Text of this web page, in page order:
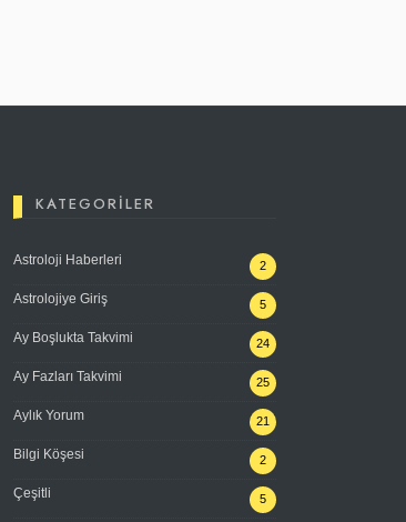
KATEGORILER
Astroloji Haberleri 2
Astrolojiye Giriş 5
Ay Boşlukta Takvimi 24
Ay Fazları Takvimi 25
Aylık Yorum 21
Bilgi Köşesi 2
Çeşitli 5